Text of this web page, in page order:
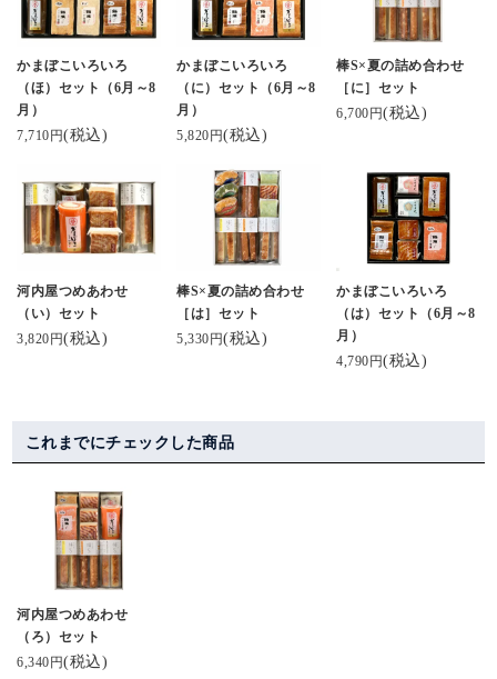
かまぼこいろいろ
（ほ）セット（6月～8
月）
7,710円(税込)
かまぼこいろいろ
（に）セット（6月～8
月）
5,820円(税込)
棒S×夏の詰め合わせ
［に］セット
6,700円(税込)
河内屋つめあわせ
（い）セット
3,820円(税込)
棒S×夏の詰め合わせ
［は］セット
5,330円(税込)
かまぼこいろいろ
（は）セット（6月～8
月）
4,790円(税込)
これまでにチェックした商品
河内屋つめあわせ
（ろ）セット
6,340円(税込)